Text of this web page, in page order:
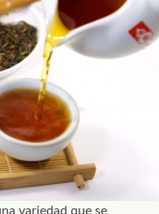
variedad que se